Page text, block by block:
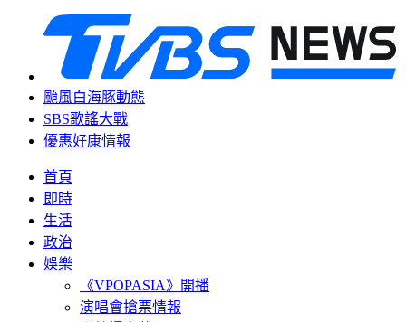
颱風白海豚動態
SBS歌謠大戰
優惠好康情報
首頁
即時
生活
政治
娛樂
《VPOPASIA》開播
演唱會搶票情報